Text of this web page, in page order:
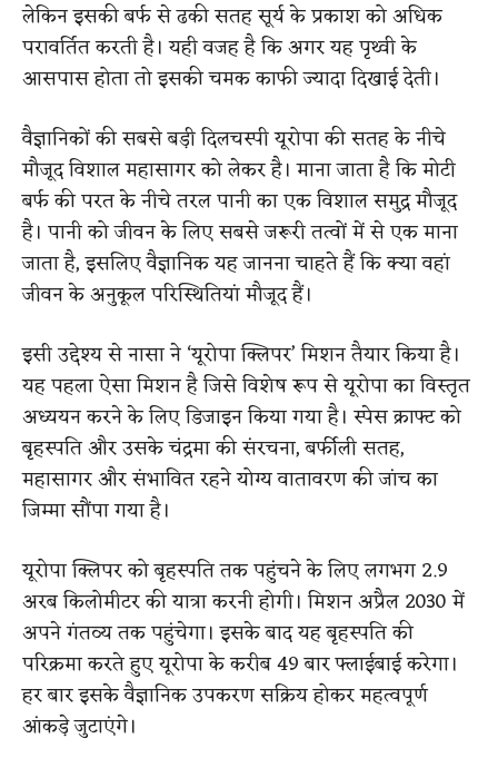
लेकिन इसकी बर्फ से ढकी सतह सूर्य के प्रकाश को अधिक
परावर्तित करती है। यही वजह है कि अगर यह पृथ्वी के
आसपास होता तो इसकी चमक काफी ज्यादा दिखाई देती।
वैज्ञानिकों की सबसे बड़ी दिलचस्पी यूरोपा की सतह के नीचे
मौजूद विशाल महासागर को लेकर है। माना जाता है कि मोटी
बर्फ की परत के नीचे तरल पानी का एक विशाल समुद्र मौजूद
है। पानी को जीवन के लिए सबसे जरूरी तत्वों में से एक माना
जाता है, इसलिए वैज्ञानिक यह जानना चाहते हैं कि क्या वहां
जीवन के अनुकूल परिस्थितियां मौजूद हैं।
इसी उद्देश्य से नासा ने ‘यूरोपा क्लिपर’ मिशन तैयार किया है।
यह पहला ऐसा मिशन है जिसे विशेष रूप से यूरोपा का विस्तृत
अध्ययन करने के लिए डिजाइन किया गया है। स्पेस क्राफ्ट को
बृहस्पति और उसके चंद्रमा की संरचना, बर्फीली सतह,
महासागर और संभावित रहने योग्य वातावरण की जांच का
जिम्मा सौंपा गया है।
यूरोपा क्लिपर को बृहस्पति तक पहुंचने के लिए लगभग 2.9
अरब किलोमीटर की यात्रा करनी होगी। मिशन अप्रैल 2030 में
अपने गंतव्य तक पहुंचेगा। इसके बाद यह बृहस्पति की
परिक्रमा करते हुए यूरोपा के करीब 49 बार फ्लाईबाई करेगा।
हर बार इसके वैज्ञानिक उपकरण सक्रिय होकर महत्वपूर्ण
आंकड़े जुटाएंगे।